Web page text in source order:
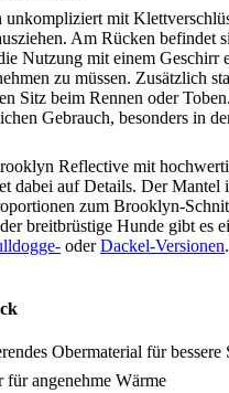
unkompliziert mit
Am Rücken befindet
Nutzung mit einem Geschirr
zu müssen. Zusätzlich
Sitz beim Rennen oder
Gebrauch, besonders in
Reflective mit
dabei auf Details. Der Mantel
zum Brooklyn-
breitbrüstige Hunde gibt es
oderDackel-Versionen.
Obermaterial für bessere
für angenehme Wärme